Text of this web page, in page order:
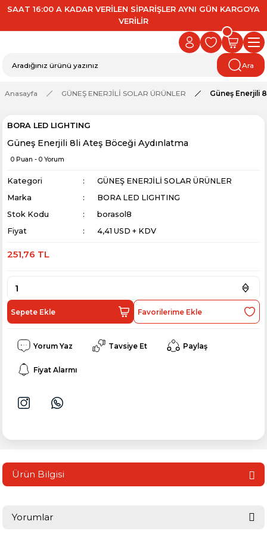
SAAT 16:00 A KADAR VERİLEN SİPARİŞLER AYNI GÜN KARGOYA
VERİLİR
Ara
Anasayfa GÜNEŞ ENERJİLİ SOLAR ÜRÜNLER Güneş Enerjili
BORA LED LIGHTING
Güneş Enerjili 8li Ateş Böceği Aydınlatma
0 Puan - 0 Yorum
Kategori
GÜNEŞ ENERJİLİ SOLAR ÜRÜNLER
Marka
BORA LED LIGHTING
Stok Kodu
borasol8
Fiyat
4,41 USD + KDV
251,76 TL
Sepete Ekle
Yorum Yaz Tavsiye Et Paylaş
Fiyat Alarmı
Ürün Bilgisi
Yorumlar